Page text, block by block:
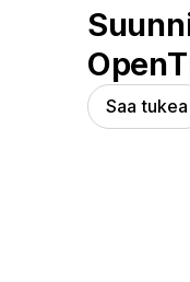
Saa tukea